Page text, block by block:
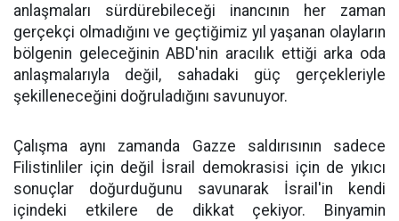
anlaşmaları sürdürebileceği inancının her zaman
gerçekçi olmadığını ve geçtiğimiz yıl yaşanan olayların
bölgenin geleceğinin ABD'nin aracılık ettiği arka oda
anlaşmalarıyla değil, sahadaki güç gerçekleriyle
şekilleneceğini doğruladığını savunuyor.
Çalışma aynı zamanda Gazze saldırısının sadece
Filistinliler için değil İsrail demokrasisi için de yıkıcı
sonuçlar doğurduğunu savunarak İsrail'in kendi
içindeki etkilere de dikkat çekiyor. Binyamin